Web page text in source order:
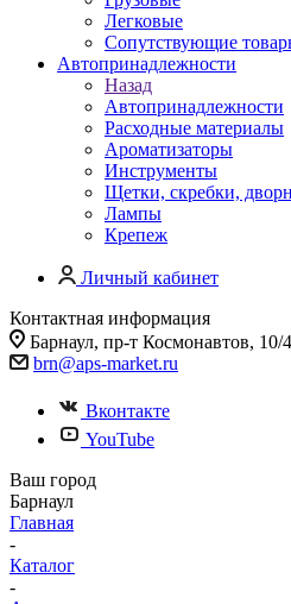
Легковые
Сопутствующие
Автопринадлежности
Назад
Автопринадлежности
Расходные материалы
Ароматизаторы
Инструменты
Щетки, скребки,
Лампы
Крепеж
Личный кабинет
Контактная информация
Барнаул, пр-т Космонавтов, 10/4
brn@aps-market.ru
Вконтакте
YouTube
Ваш город
Барнаул
Главная
-
Каталог
-